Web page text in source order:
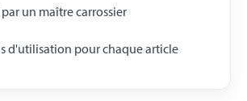
un maître carrossier
d'utilisation pour chaque article